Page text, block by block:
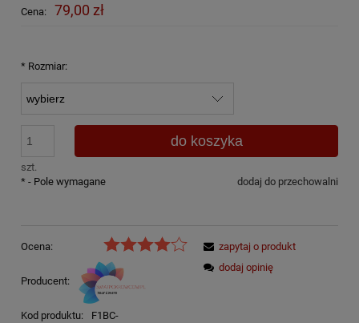
Cena: 79,00 zł
* Rozmiar:
szt.
do koszyka
dodaj do przechowalni
* - Pole wymagane
Ocena:
Producent:
Kod produktu:
F1BC-
zapytaj o produkt
dodaj opinię